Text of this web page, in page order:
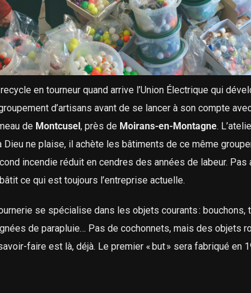
en tourneur quand arrive l’Union Électrique qui
d’artisans avant de se lancer à son compte
de Montcusel, près de Moirans-en-Montagne.
Dieu ne plaise, il achète les bâtiments de ce même
incendie réduit en cendres des années de labeur. Pas
ce qui est toujours l’entreprise actuelle.
se spécialise dans les objets courants : bouchons,
de parapluie… Pas de cochonnets, mais des objets
faire est là, déjà. Le premier « but » sera fabriqué en